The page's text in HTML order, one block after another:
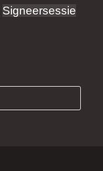
Signeersessie